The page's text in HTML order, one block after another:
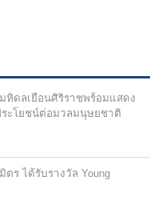
หิดลเยือนศิริราชพร้อมแสดง
ะโยชน์ต่อมวลมนุษยชาติ
ร ได้รับรางวัล Young